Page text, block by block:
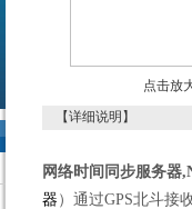
点击放
【详细说明】
网络时间同步服务器
器 ）通过GPS北斗接